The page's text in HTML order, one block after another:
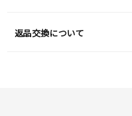
返品交換について